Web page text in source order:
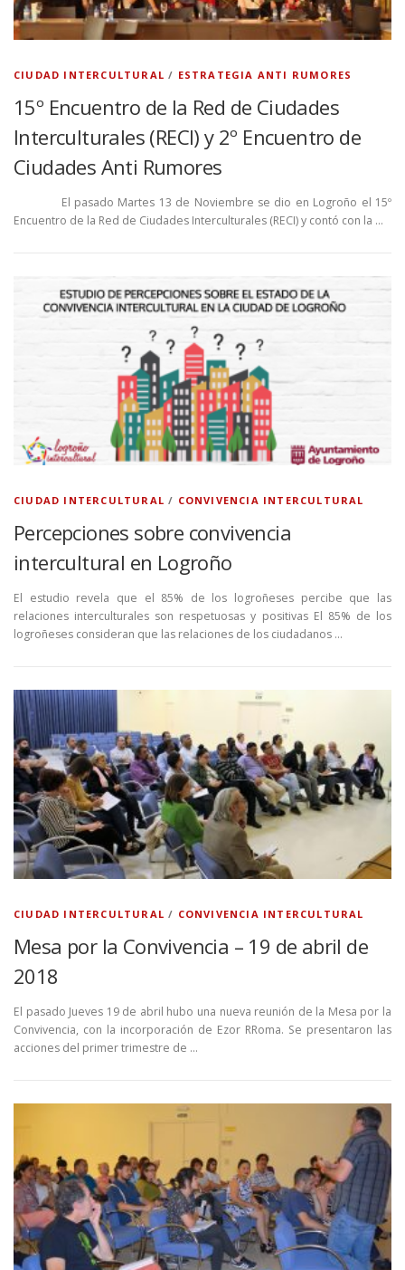
CIUDAD INTERCULTURAL / ESTRATEGIA ANTI RUMORES
15º Encuentro de la Red de Ciudades
Interculturales (RECI) y 2º Encuentro de
Ciudades Anti Rumores
El pasado Martes 13 de Noviembre se dio en Logroño el 15º
Encuentro de la Red de Ciudades Interculturales (RECI) y contó con la …
CIUDAD INTERCULTURAL / CONVIVENCIA INTERCULTURAL
Percepciones sobre convivencia
intercultural en Logroño
El estudio revela que el 85% de los logroñeses percibe que las
relaciones interculturales son respetuosas y positivas El 85% de los
logroñeses consideran que las relaciones de los ciudadanos …
CIUDAD INTERCULTURAL / CONVIVENCIA INTERCULTURAL
Mesa por la Convivencia – 19 de abril de
2018
El pasado Jueves 19 de abril hubo una nueva reunión de la Mesa por la
Convivencia, con la incorporación de Ezor RRoma. Se presentaron las
acciones del primer trimestre de …